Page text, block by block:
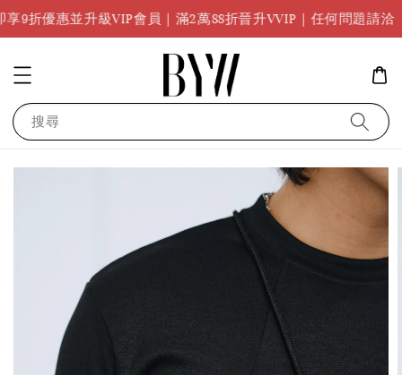
升級VIP會員｜滿2萬88折晉升VVIP｜任何問題請洽 任何問
搜尋